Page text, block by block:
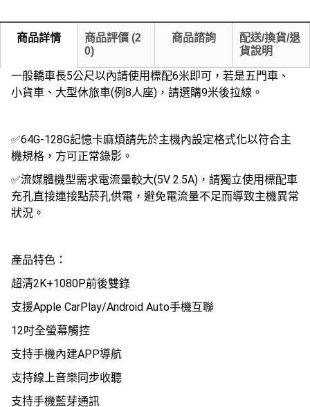
商品詳情 商品評價 (2
0)
商品諮詢
配送/換貨/退
貨說明
一般轎車長5公尺以內請使用標配6米即可，若是五門車、
小貨車、大型休旅車(例8人座)，請選購9米後拉線。
✅64G-128G記憶卡麻煩請先於主機內設定格式化以符合主
機規格，方可正常錄影。
✅流媒體機型需求電流量較大(5V 2.5A)，請獨立使用標配車
充孔直接連接點菸孔供電，避免電流量不足而導致主機異常
狀況。
產品特色：
超清2K+1080P前後雙錄
支援Apple CarPlay/Android Auto手機互聯
12吋全螢幕觸控
支持手機內建APP導航
支持線上音樂同步收聽
支持手機藍芽通訊